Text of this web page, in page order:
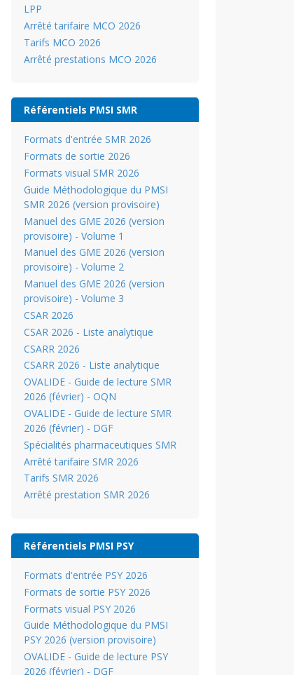
LPP
Arrêté tarifaire MCO 2026
Tarifs MCO 2026
Arrêté prestations MCO 2026
Référentiels PMSI SMR
Formats d'entrée SMR 2026
Formats de sortie 2026
Formats visual SMR 2026
Guide Méthodologique du PMSI
SMR 2026 (version provisoire)
Manuel des GME 2026 (version
provisoire) - Volume 1
Manuel des GME 2026 (version
provisoire) - Volume 2
Manuel des GME 2026 (version
provisoire) - Volume 3
CSAR 2026
CSAR 2026 - Liste analytique
CSARR 2026
CSARR 2026 - Liste analytique
OVALIDE - Guide de lecture SMR
2026 (février) - OQN
OVALIDE - Guide de lecture SMR
2026 (février) - DGF
Spécialités pharmaceutiques SMR
Arrêté tarifaire SMR 2026
Tarifs SMR 2026
Arrêté prestation SMR 2026
Référentiels PMSI PSY
Formats d'entrée PSY 2026
Formats de sortie PSY 2026
Formats visual PSY 2026
Guide Méthodologique du PMSI
PSY 2026 (version provisoire)
OVALIDE - Guide de lecture PSY
2026 (février) - DGF